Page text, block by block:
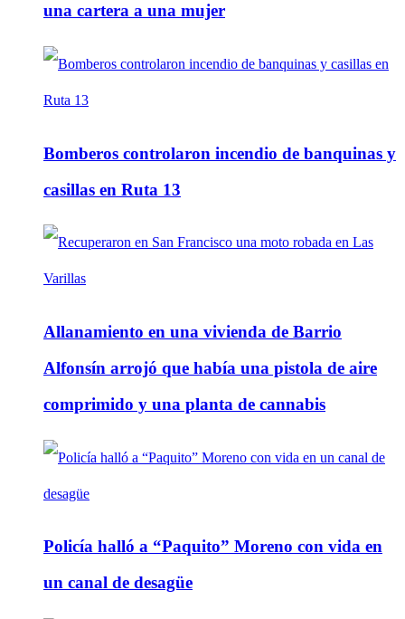
una cartera a una mujer
Bomberos controlaron incendio de banquinas y
casillas en Ruta 13
Allanamiento en una vivienda de Barrio
Alfonsín arrojó que había una pistola de aire
comprimido y una planta de cannabis
Policía halló a “Paquito” Moreno con vida en
un canal de desagüe